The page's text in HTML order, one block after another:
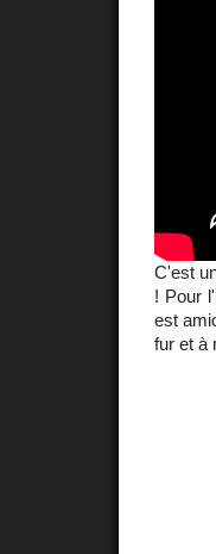
C'est
! Pour
est
fur et à